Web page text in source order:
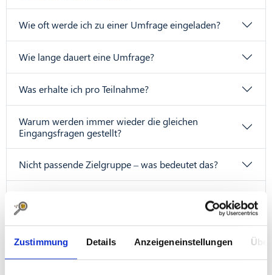
Zustimmung Details Anzeigeneinstellungen
Wie oft werde ich zu einer Umfrage eingeladen?
Wie lange dauert eine Umfrage?
Was erhalte ich pro Teilnahme?
Warum werden immer wieder die gleichen
Eingangsfragen gestellt?
Nicht passende Zielgruppe – was bedeutet das?
bedeutet das?
Ich möchte öfter eingeladen werden, ist das